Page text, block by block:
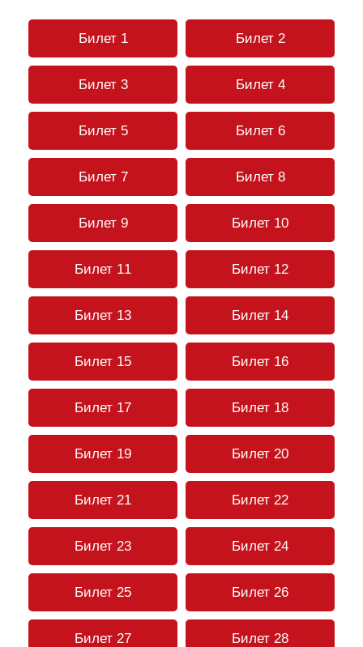
Билет 1 Билет 2
Билет 3 Билет 4
Билет 5 Билет 6
Билет 7 Билет 8
Билет 9 Билет 10
Билет 11 Билет 12
Билет 13 Билет 14
Билет 15 Билет 16
Билет 17 Билет 18
Билет 19 Билет 20
Билет 21 Билет 22
Билет 23 Билет 24
Билет 25 Билет 26
Билет 27 Билет 28